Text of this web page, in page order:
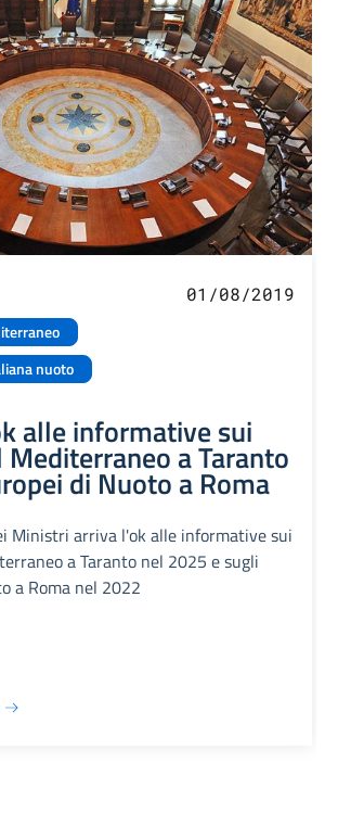
nuoto
01/08/2019
alle informative sui
Mediterraneo a Taranto
di Nuoto a Roma
Ministri arriva l'ok alle informative sui
a Taranto nel 2025 e sugli
a Roma nel 2022